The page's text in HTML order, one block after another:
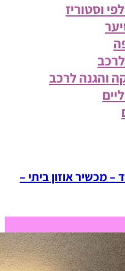
וסטוריז
והגנה לרכב
– מכשיר אוזון ביתי –